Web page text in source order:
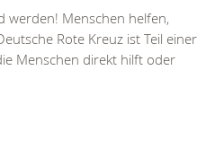
werden! Menschen helfen,
Rote Kreuz ist Teil einer
Menschen direkt hilft oder